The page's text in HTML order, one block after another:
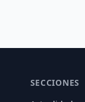
SECCIONES